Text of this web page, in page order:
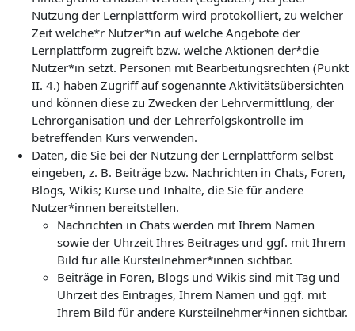
Nutzung der Lernplattform wird protokolliert, zu welcher
Zeit welche*r Nutzer*in auf welche Angebote der
Lernplattform zugreift bzw. welche Aktionen der*die
Nutzer*in setzt. Personen mit Bearbeitungsrechten (Punkt
II. 4.) haben Zugriff auf sogenannte Aktivitätsübersichten
und können diese zu Zwecken der Lehrvermittlung, der
Lehrorganisation und der Lehrerfolgskontrolle im
betreffenden Kurs verwenden.
Daten, die Sie bei der Nutzung der Lernplattform selbst
eingeben, z. B. Beiträge bzw. Nachrichten in Chats, Foren,
Blogs, Wikis; Kurse und Inhalte, die Sie für andere
Nutzer*innen bereitstellen.
Nachrichten in Chats werden mit Ihrem Namen
sowie der Uhrzeit Ihres Beitrages und ggf. mit Ihrem
Bild für alle Kursteilnehmer*innen sichtbar.
Beiträge in Foren, Blogs und Wikis sind mit Tag und
Uhrzeit des Eintrages, Ihrem Namen und ggf. mit
Ihrem Bild für andere Kursteilnehmer*innen sichtbar.